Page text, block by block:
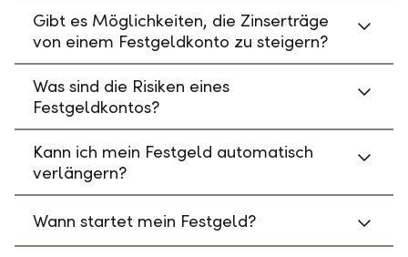
Gibt es Möglichkeiten, die Zinserträge
von einem Festgeldkonto zu steigern?
Was sind die Risiken eines
Festgeldkontos?
Kann ich mein Festgeld automatisch
verlängern?
Wann startet mein Festgeld?